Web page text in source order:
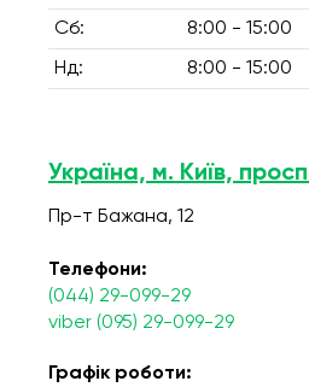
Сб: 8:00 - 15:00
Нд: 8:00 - 15:00
Україна, м. Київ,
Пр-т Бажана, 12
Телефони:
(044) 29-099-29
viber (095) 29-099-29
Графік роботи: